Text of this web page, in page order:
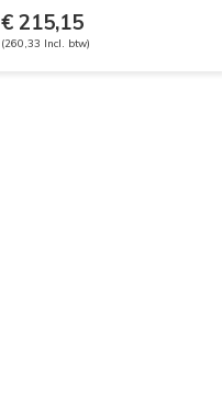
€ 215,15
(260,33 Incl. btw)